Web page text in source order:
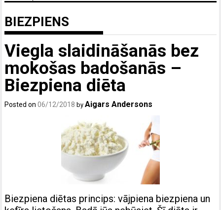
BIEZPIENS
Viegla slaidināšanās bez
mokošas badošanās –
Biezpiena diēta
Posted on06/12/2018 byAigars Andersons
Biezpiena diētas princips: vājpiena biezpiena un